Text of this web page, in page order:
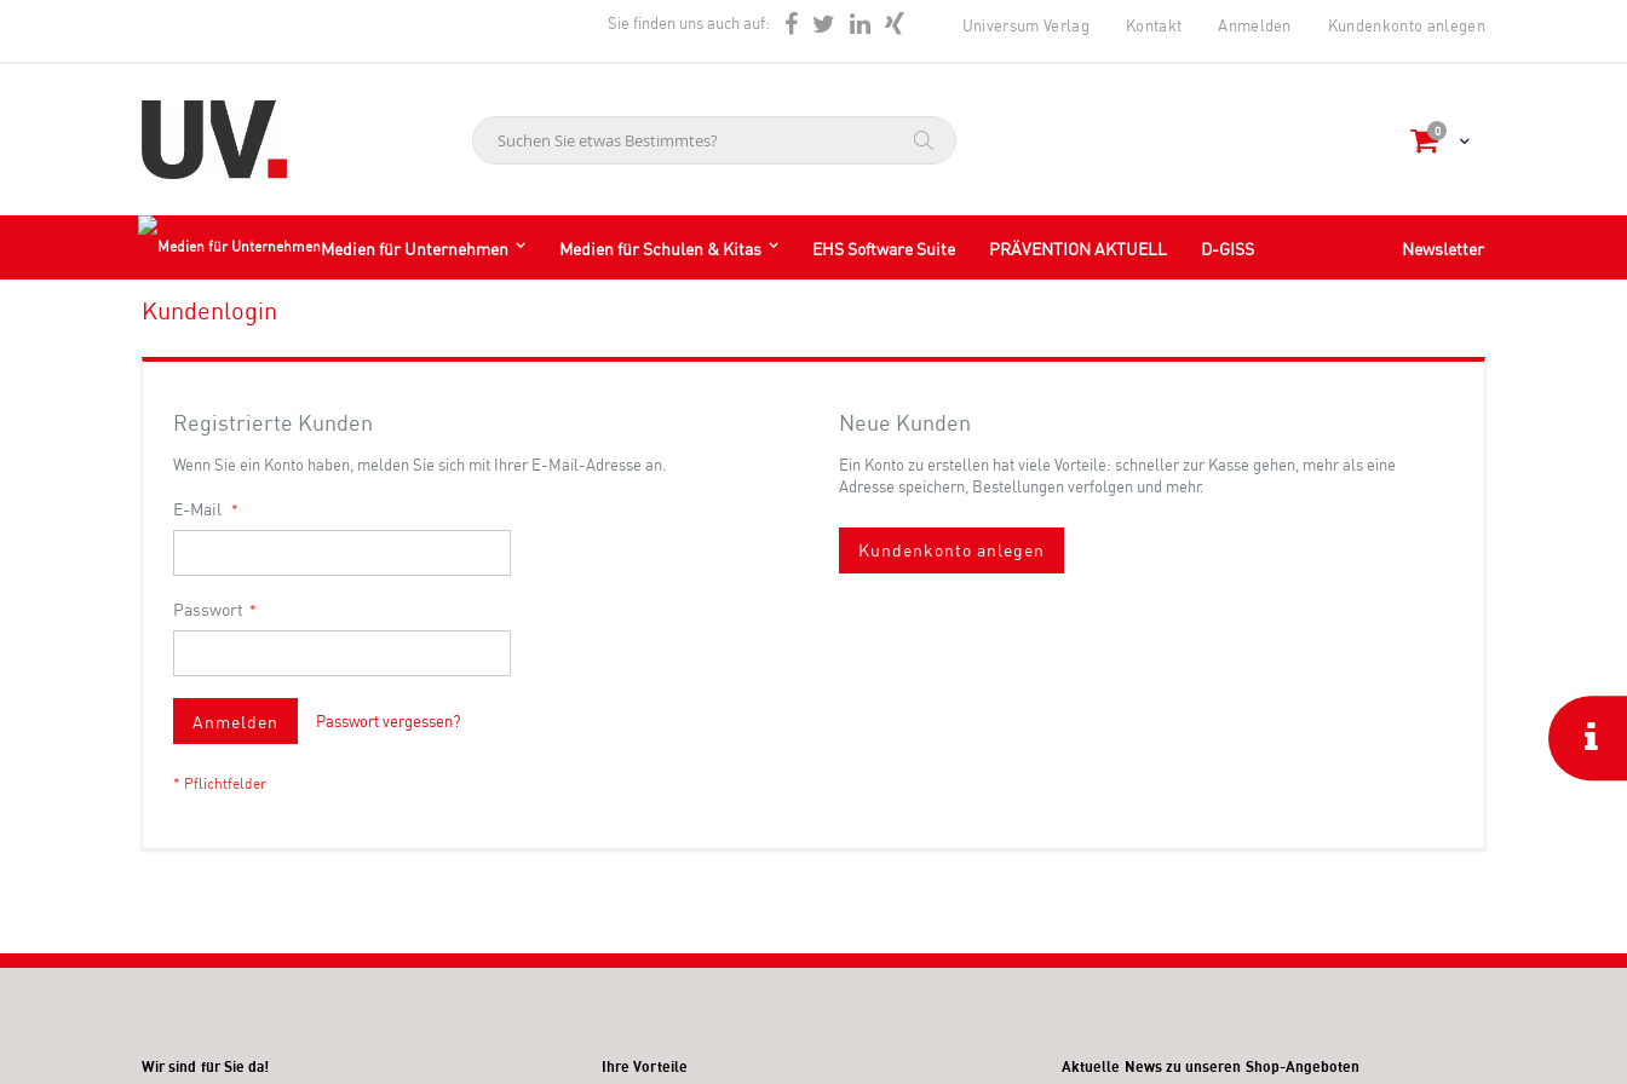
Sie finden uns auch auf: Universum Verlag Kontakt Anmelden Kundenkonto anlegen
Cart
0Artikel
Suche
Medien für Unternehmen Medien für Schulen & Kitas EHS Software Suite PRÄVENTION AKTUELL D-GISS Newsletter
Kundenlogin
Registrierte Kunden
Wenn Sie ein Konto haben, melden Sie sich mit Ihrer E-Mail-Adresse an.
E-Mail
Passwort
Anmelden Passwort vergessen?
Neue Kunden
Ein Konto zu erstellen hat viele Vorteile: schneller zur Kasse gehen, mehr als eine
Adresse speichern, Bestellungen verfolgen und mehr.
Kundenkonto anlegen
Wir sind für Sie da! Ihre Vorteile Aktuelle News zu unseren Shop-Angeboten